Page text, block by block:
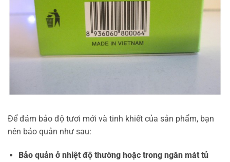
Để đảm bảo độ tươi mới và tinh khiết của sản phẩm, bạn
nên bảo quản như sau:
Bảo quản ở nhiệt độ thường hoặc trong ngăn mát tủ